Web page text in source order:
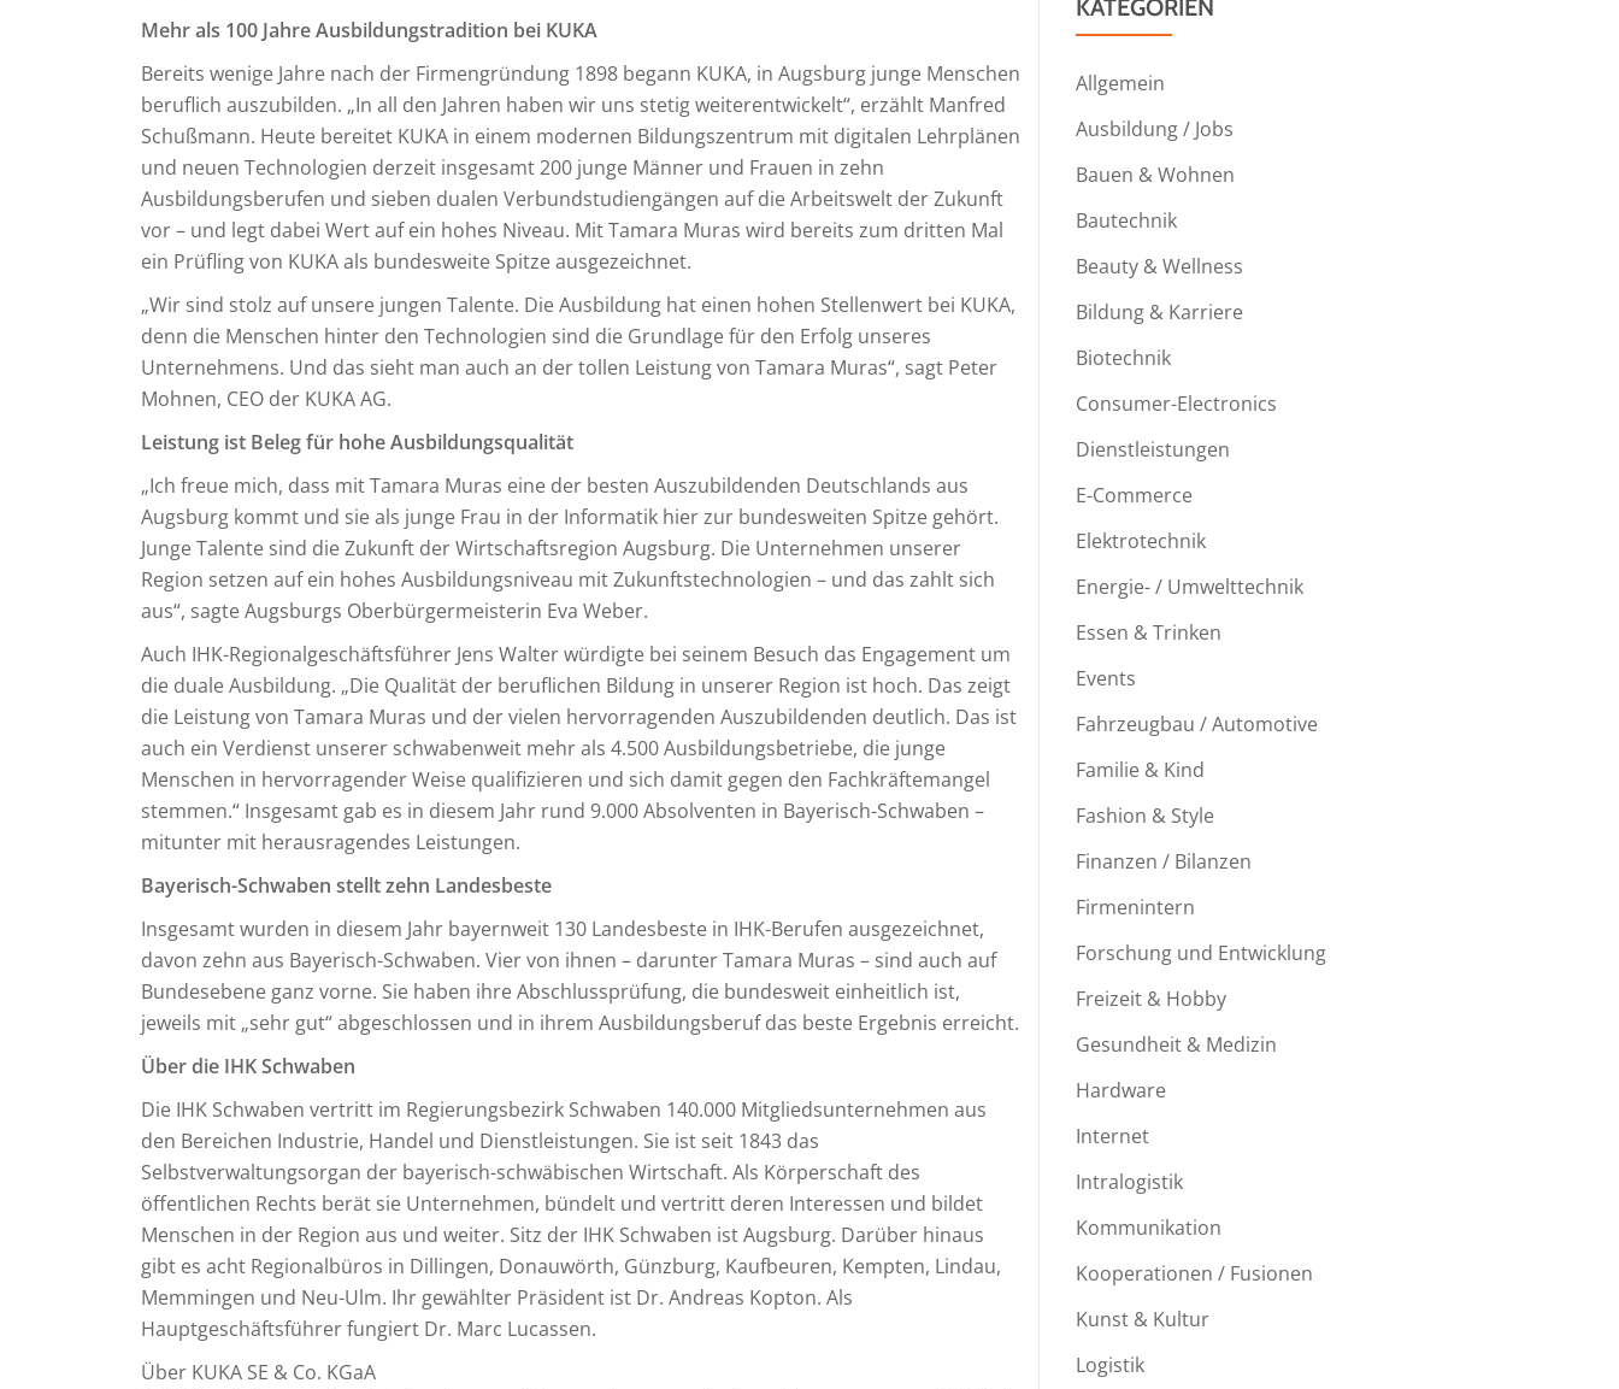
Mehr als 100 Jahre Ausbildungstradition bei KUKA
Bereits wenige Jahre nach der Firmengründung 1898 begann KUKA, in Augsburg junge Menschen
beruflich auszubilden. „In all den Jahren haben wir uns stetig weiterentwickelt“, erzählt Manfred
Schußmann. Heute bereitet KUKA in einem modernen Bildungszentrum mit digitalen Lehrplänen
und neuen Technologien derzeit insgesamt 200 junge Männer und Frauen in zehn
Ausbildungsberufen und sieben dualen Verbundstudiengängen auf die Arbeitswelt der Zukunft
vor – und legt dabei Wert auf ein hohes Niveau. Mit Tamara Muras wird bereits zum dritten Mal
ein Prüfling von KUKA als bundesweite Spitze ausgezeichnet.
„Wir sind stolz auf unsere jungen Talente. Die Ausbildung hat einen hohen Stellenwert bei KUKA,
denn die Menschen hinter den Technologien sind die Grundlage für den Erfolg unseres
Unternehmens. Und das sieht man auch an der tollen Leistung von Tamara Muras“, sagt Peter
Mohnen, CEO der KUKA AG.
Leistung ist Beleg für hohe Ausbildungsqualität
„Ich freue mich, dass mit Tamara Muras eine der besten Auszubildenden Deutschlands aus
Augsburg kommt und sie als junge Frau in der Informatik hier zur bundesweiten Spitze gehört.
Junge Talente sind die Zukunft der Wirtschaftsregion Augsburg. Die Unternehmen unserer
Region setzen auf ein hohes Ausbildungsniveau mit Zukunftstechnologien – und das zahlt sich
aus“, sagte Augsburgs Oberbürgermeisterin Eva Weber.
Auch IHK-Regionalgeschäftsführer Jens Walter würdigte bei seinem Besuch das Engagement um
die duale Ausbildung. „Die Qualität der beruflichen Bildung in unserer Region ist hoch. Das zeigt
die Leistung von Tamara Muras und der vielen hervorragenden Auszubildenden deutlich. Das ist
auch ein Verdienst unserer schwabenweit mehr als 4.500 Ausbildungsbetriebe, die junge
Menschen in hervorragender Weise qualifizieren und sich damit gegen den Fachkräftemangel
stemmen.“ Insgesamt gab es in diesem Jahr rund 9.000 Absolventen in Bayerisch-Schwaben –
mitunter mit herausragendes Leistungen.
Bayerisch-Schwaben stellt zehn Landesbeste
Insgesamt wurden in diesem Jahr bayernweit 130 Landesbeste in IHK-Berufen ausgezeichnet,
davon zehn aus Bayerisch-Schwaben. Vier von ihnen – darunter Tamara Muras – sind auch auf
Bundesebene ganz vorne. Sie haben ihre Abschlussprüfung, die bundesweit einheitlich ist,
jeweils mit „sehr gut“ abgeschlossen und in ihrem Ausbildungsberuf das beste Ergebnis erreicht.
Über die IHK Schwaben
Die IHK Schwaben vertritt im Regierungsbezirk Schwaben 140.000 Mitgliedsunternehmen aus
den Bereichen Industrie, Handel und Dienstleistungen. Sie ist seit 1843 das
Selbstverwaltungsorgan der bayerisch-schwäbischen Wirtschaft. Als Körperschaft des
öffentlichen Rechts berät sie Unternehmen, bündelt und vertritt deren Interessen und bildet
Menschen in der Region aus und weiter. Sitz der IHK Schwaben ist Augsburg. Darüber hinaus
gibt es acht Regionalbüros in Dillingen, Donauwörth, Günzburg, Kaufbeuren, Kempten, Lindau,
Memmingen und Neu-Ulm. Ihr gewählter Präsident ist Dr. Andreas Kopton. Als
Hauptgeschäftsführer fungiert Dr. Marc Lucassen.
Über KUKA SE & Co. KGaA
KATEGORIEN
Allgemein
Ausbildung / Jobs
Bauen & Wohnen
Bautechnik
Beauty & Wellness
Bildung & Karriere
Biotechnik
Consumer-Electronics
Dienstleistungen
E-Commerce
Elektrotechnik
Energie- / Umwelttechnik
Essen & Trinken
Events
Fahrzeugbau / Automotive
Familie & Kind
Fashion & Style
Finanzen / Bilanzen
Firmenintern
Forschung und Entwicklung
Freizeit & Hobby
Gesundheit & Medizin
Hardware
Internet
Intralogistik
Kommunikation
Kooperationen / Fusionen
Kunst & Kultur
Logistik